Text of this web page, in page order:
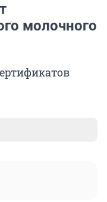
молочного